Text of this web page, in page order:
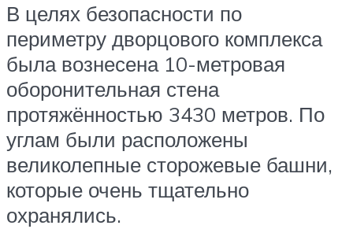
В целях безопасности по
периметру дворцового комплекса
была вознесена 10-метровая
оборонительная стена
протяжённостью 3430 метров. По
углам были расположены
великолепные сторожевые башни,
которые очень тщательно
охранялись.